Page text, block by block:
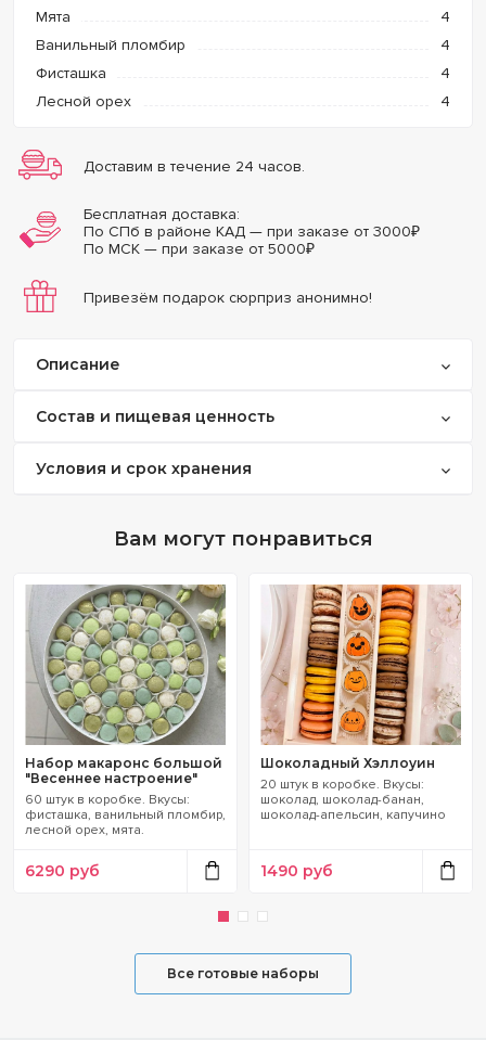
Мята
4
Ванильный пломбир
4
Фисташка
4
Лесной орех
4
Доставим в течение 24 часов.
Бесплатная доставка:
По СПб в районе КАД — при заказе от 3000₽
По МСК — при заказе от 5000₽
Привезём подарок сюрприз анонимно!
Описание
вручную из натуральных ингредиентов.
Эффектная упаковка и оригинальная печать на
Состав и пищевая ценность
Условия и срок хранения
72 часа после покупки. Далее они могут начать терять
свои вкусовые качества и текстуру.
Срок хранения в холодильнике 7 дней, в морозилке —
14 дней.
Вам могут понравиться
Набор макаронс большой
"Весеннее настроение"
60 штук в коробке. Вкусы:
фисташка, ванильный пломбир,
лесной орех, мята.
6290 руб
Шоколадный Хэллоуин
20 штук в коробке. Вкусы:
шоколад, шоколад-банан,
шоколад-апельсин, капучино
1490 руб
Все готовые наборы